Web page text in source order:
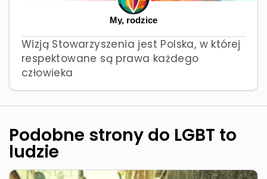
My, rodzice
Wizją Stowarzyszenia jest Polska, w której
respektowane są prawa każdego
człowieka
Podobne strony do LGBT to
ludzie